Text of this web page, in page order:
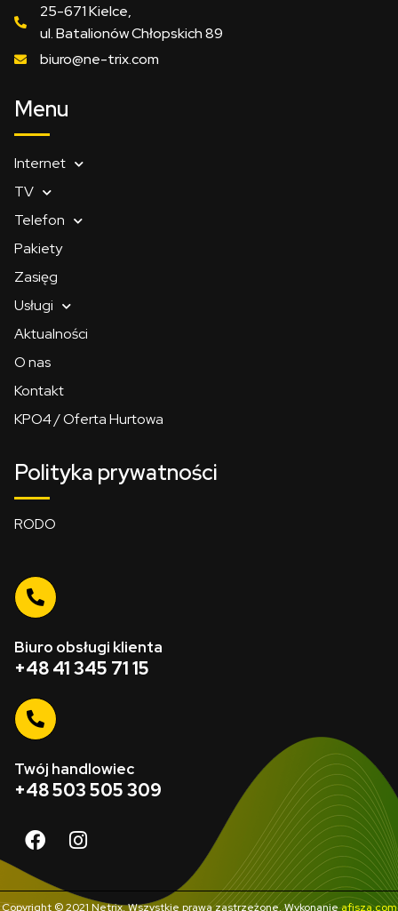
25-671 Kielce,
ul. Batalionów Chłopskich 89
biuro@ne-trix.com
Menu
Internet
TV
Telefon
Pakiety
Zasięg
Usługi
Aktualności
O nas
Kontakt
KPO4 / Oferta Hurtowa
Polityka prywatności
RODO
Biuro obsługi klienta
+48 41 345 71 15
Twój handlowiec
+48 503 505 309
Copyright © 2021 Netrix, Wszystkie prawa zastrzeżone. Wykonanieafisza.com